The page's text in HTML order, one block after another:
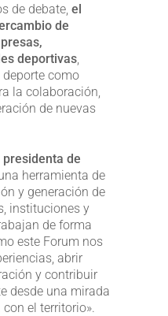
de debate, el
de
deportivas
como
la colaboración,
de nuevas
de
herramienta de
y generación de
instituciones y
de forma
este Forum nos
abrir
y contribuir
desde una mirada
el territorio».